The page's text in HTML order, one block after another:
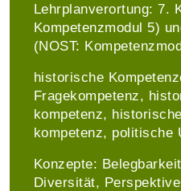
Lehrplanverortung: 7.
Kompetenz­modul 5)
(NOST:
historische
Fragekompetenz,
kompetenz,
kompetenz, politische
Konzepte:
Diversität,